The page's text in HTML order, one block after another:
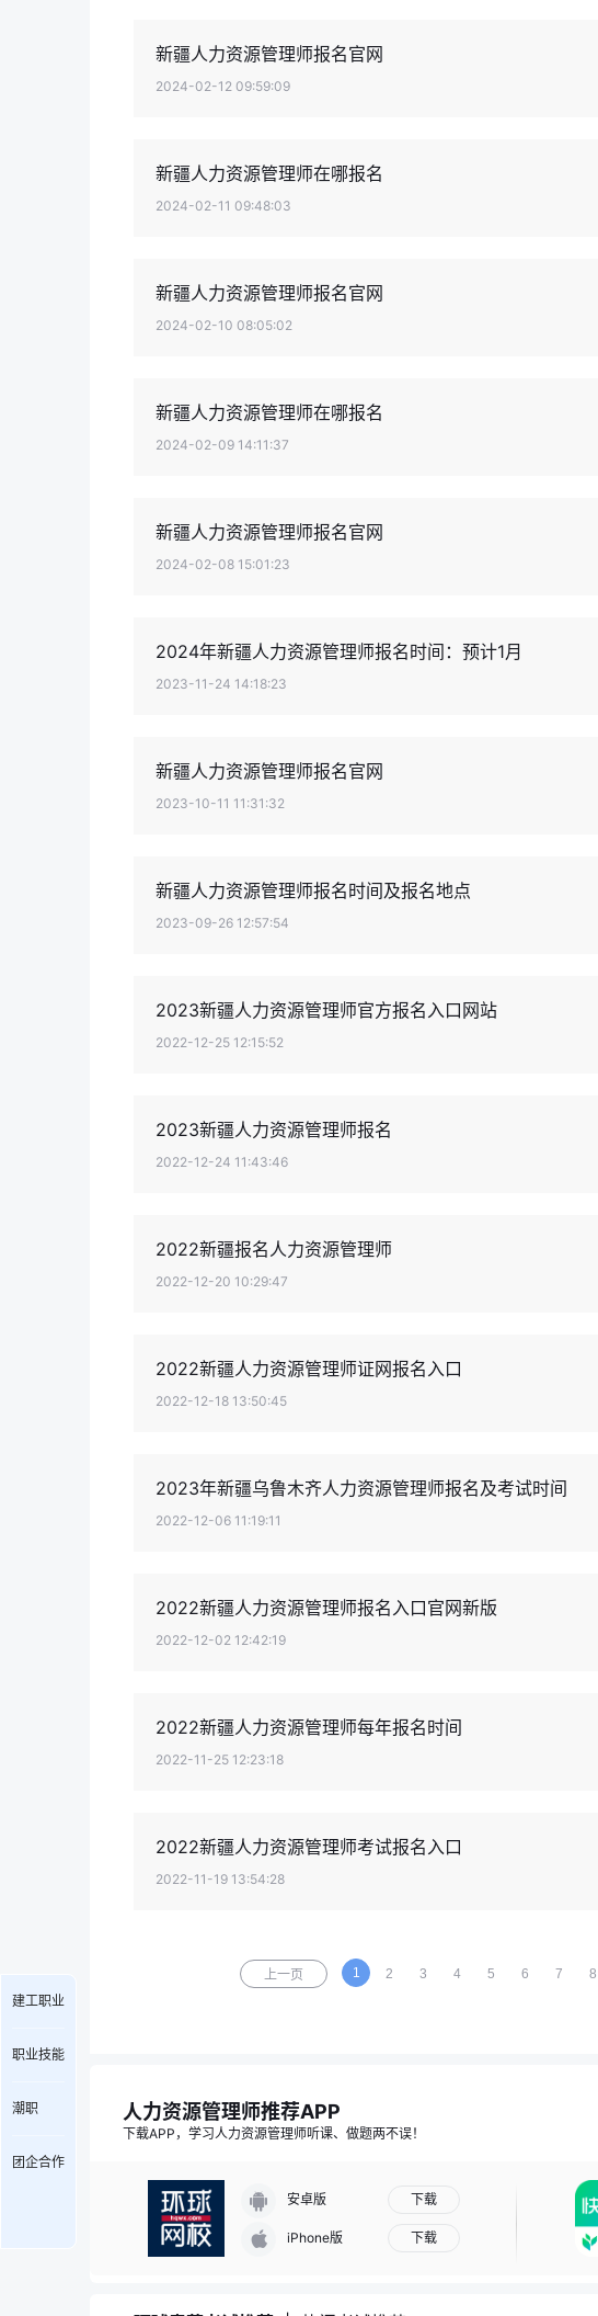
新疆人力资源管理师报名官网
2024-02-12 09:59:09
新疆人力资源管理师在哪报名
2024-02-11 09:48:03
新疆人力资源管理师报名官网
2024-02-10 08:05:02
新疆人力资源管理师在哪报名
2024-02-09 14:11:37
新疆人力资源管理师报名官网
2024-02-08 15:01:23
2024年新疆人力资源管理师报名时间：预计1月
2023-11-24 14:18:23
新疆人力资源管理师报名官网
2023-10-11 11:31:32
新疆人力资源管理师报名时间及报名地点
2023-09-26 12:57:54
2023新疆人力资源管理师官方报名入口网站
2022-12-25 12:15:52
2023新疆人力资源管理师报名
2022-12-24 11:43:46
2022新疆报名人力资源管理师
2022-12-20 10:29:47
2022新疆人力资源管理师证网报名入口
2022-12-18 13:50:45
2023年新疆乌鲁木齐人力资源管理师报名及考试时间
2022-12-06 11:19:11
2022新疆人力资源管理师报名入口官网新版
2022-12-02 12:42:19
2022新疆人力资源管理师每年报名时间
2022-11-25 12:23:18
2022新疆人力资源管理师考试报名入口
2022-11-19 13:54:28
上一页 1 2 3 4 5 6 7 8
人力资源管理师推荐APP
下载APP，学习人力资源管理师听课、做题两不误！
安卓版 下载
iPhone版 下载
建工职业
职业技能
潮职
团企合作